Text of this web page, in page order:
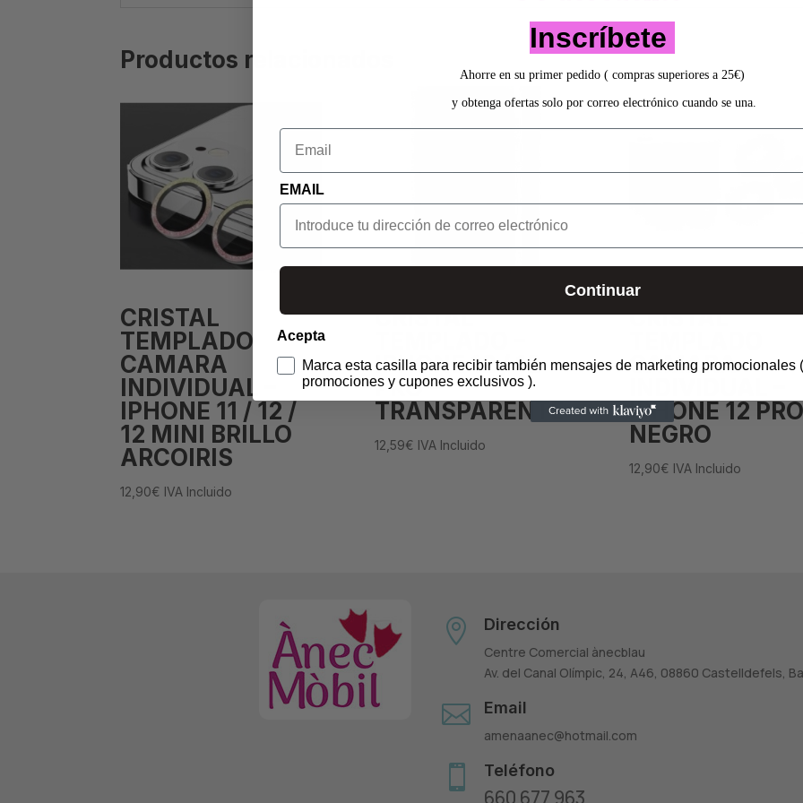
Productos relacionados
CRISTAL
TEMPLADO
CAMARA
INDIVIDUAL –
IPHONE 11 / 12 /
12 MINI BRILLO
ARCOIRIS
12,90€ IVA Incluido
CRISTAL
IPHONE 12 / 12
PRO –
TRANSPARENTE
12,59€ IVA Incluido
CRISTAL
CAMARA
IPHONE 12 PRO
NEGRO
12,90€ IVA Incluido
 Dirección
Centre Comercial ànecblau
Av. del Canal Olímpic, 24, A46, 08860 Castelldefels,
 Email
amenaanec@hotmail.com
 Teléfono
660 677 963
Inscríbete
Ahorre en su primer pedido ( compras superiores a 25€)
y obtenga ofertas solo por correo electrónico cuando se una.
Email
EMAIL
Continuar
Acepta
Marca esta casilla para recibir también mensajes de marketing promocionales
promociones y cupones exclusivos ).